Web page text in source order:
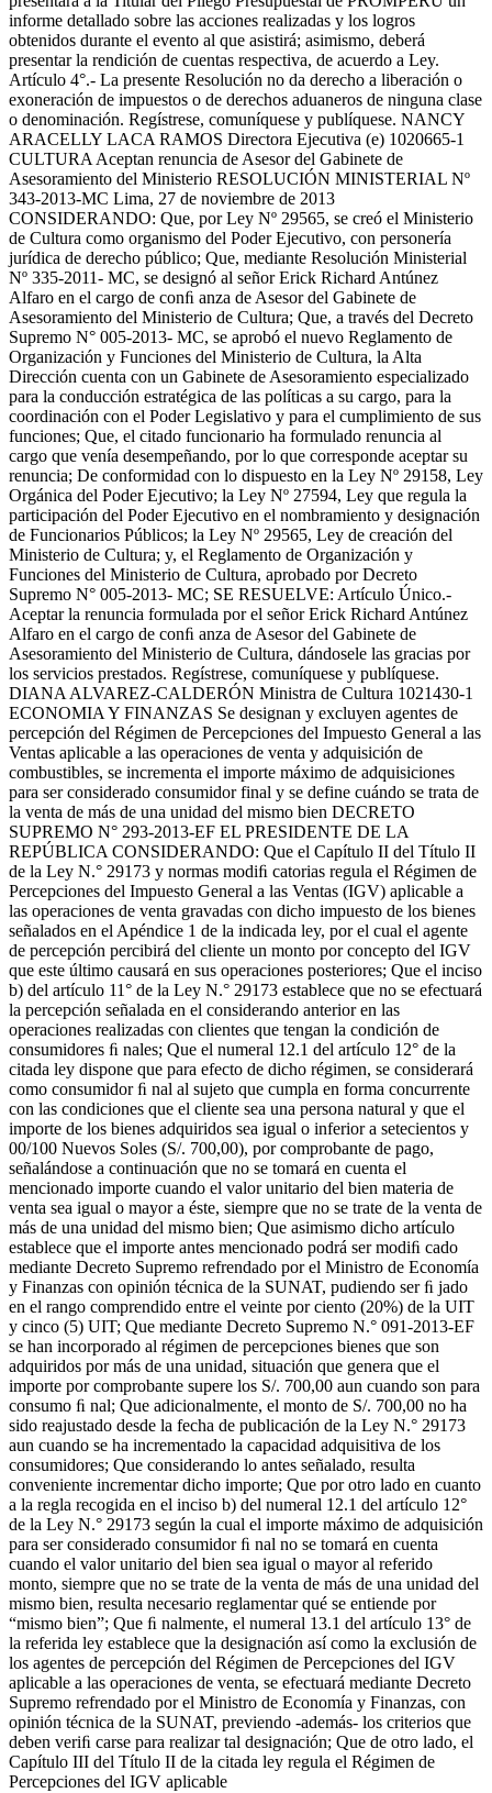
informe detallado sobre las acciones realizadas y los logros
obtenidos durante el evento al que asistirá; asimismo, deberá
presentar la rendición de cuentas respectiva, de acuerdo a Ley.
Artículo 4°.- La presente Resolución no da derecho a liberación o
exoneración de impuestos o de derechos aduaneros de ninguna clase
o denominación. Regístrese, comuníquese y publíquese. NANCY
ARACELLY LACA RAMOS Directora Ejecutiva (e) 1020665-1
CULTURA Aceptan renuncia de Asesor del Gabinete de
Asesoramiento del Ministerio RESOLUCIÓN MINISTERIAL Nº
343-2013-MC Lima, 27 de noviembre de 2013
CONSIDERANDO: Que, por Ley Nº 29565, se creó el Ministerio
de Cultura como organismo del Poder Ejecutivo, con personería
jurídica de derecho público; Que, mediante Resolución Ministerial
Nº 335-2011- MC, se designó al señor Erick Richard Antúnez
Alfaro en el cargo de conﬁ anza de Asesor del Gabinete de
Asesoramiento del Ministerio de Cultura; Que, a través del Decreto
Supremo N° 005-2013- MC, se aprobó el nuevo Reglamento de
Organización y Funciones del Ministerio de Cultura, la Alta
Dirección cuenta con un Gabinete de Asesoramiento especializado
para la conducción estratégica de las políticas a su cargo, para la
coordinación con el Poder Legislativo y para el cumplimiento de sus
funciones; Que, el citado funcionario ha formulado renuncia al
cargo que venía desempeñando, por lo que corresponde aceptar su
renuncia; De conformidad con lo dispuesto en la Ley Nº 29158, Ley
Orgánica del Poder Ejecutivo; la Ley Nº 27594, Ley que regula la
participación del Poder Ejecutivo en el nombramiento y designación
de Funcionarios Públicos; la Ley Nº 29565, Ley de creación del
Ministerio de Cultura; y, el Reglamento de Organización y
Funciones del Ministerio de Cultura, aprobado por Decreto
Supremo N° 005-2013- MC; SE RESUELVE: Artículo Único.-
Aceptar la renuncia formulada por el señor Erick Richard Antúnez
Alfaro en el cargo de conﬁ anza de Asesor del Gabinete de
Asesoramiento del Ministerio de Cultura, dándosele las gracias por
los servicios prestados. Regístrese, comuníquese y publíquese.
DIANA ALVAREZ-CALDERÓN Ministra de Cultura 1021430-1
ECONOMIA Y FINANZAS Se designan y excluyen agentes de
percepción del Régimen de Percepciones del Impuesto General a las
Ventas aplicable a las operaciones de venta y adquisición de
combustibles, se incrementa el importe máximo de adquisiciones
para ser considerado consumidor final y se define cuándo se trata de
la venta de más de una unidad del mismo bien DECRETO
SUPREMO N° 293-2013-EF EL PRESIDENTE DE LA
REPÚBLICA CONSIDERANDO: Que el Capítulo II del Título II
de la Ley N.° 29173 y normas modiﬁ catorias regula el Régimen de
Percepciones del Impuesto General a las Ventas (IGV) aplicable a
las operaciones de venta gravadas con dicho impuesto de los bienes
señalados en el Apéndice 1 de la indicada ley, por el cual el agente
de percepción percibirá del cliente un monto por concepto del IGV
que este último causará en sus operaciones posteriores; Que el inciso
b) del artículo 11° de la Ley N.° 29173 establece que no se efectuará
la percepción señalada en el considerando anterior en las
operaciones realizadas con clientes que tengan la condición de
consumidores ﬁ nales; Que el numeral 12.1 del artículo 12° de la
citada ley dispone que para efecto de dicho régimen, se considerará
como consumidor ﬁ nal al sujeto que cumpla en forma concurrente
con las condiciones que el cliente sea una persona natural y que el
importe de los bienes adquiridos sea igual o inferior a setecientos y
00/100 Nuevos Soles (S/. 700,00), por comprobante de pago,
señalándose a continuación que no se tomará en cuenta el
mencionado importe cuando el valor unitario del bien materia de
venta sea igual o mayor a éste, siempre que no se trate de la venta de
más de una unidad del mismo bien; Que asimismo dicho artículo
establece que el importe antes mencionado podrá ser modiﬁ cado
mediante Decreto Supremo refrendado por el Ministro de Economía
y Finanzas con opinión técnica de la SUNAT, pudiendo ser ﬁ jado
en el rango comprendido entre el veinte por ciento (20%) de la UIT
y cinco (5) UIT; Que mediante Decreto Supremo N.° 091-2013-EF
se han incorporado al régimen de percepciones bienes que son
adquiridos por más de una unidad, situación que genera que el
importe por comprobante supere los S/. 700,00 aun cuando son para
consumo ﬁ nal; Que adicionalmente, el monto de S/. 700,00 no ha
sido reajustado desde la fecha de publicación de la Ley N.° 29173
aun cuando se ha incrementado la capacidad adquisitiva de los
consumidores; Que considerando lo antes señalado, resulta
conveniente incrementar dicho importe; Que por otro lado en cuanto
a la regla recogida en el inciso b) del numeral 12.1 del artículo 12°
de la Ley N.° 29173 según la cual el importe máximo de adquisición
para ser considerado consumidor ﬁ nal no se tomará en cuenta
cuando el valor unitario del bien sea igual o mayor al referido
monto, siempre que no se trate de la venta de más de una unidad del
mismo bien, resulta necesario reglamentar qué se entiende por
“mismo bien”; Que ﬁ nalmente, el numeral 13.1 del artículo 13° de
la referida ley establece que la designación así como la exclusión de
los agentes de percepción del Régimen de Percepciones del IGV
aplicable a las operaciones de venta, se efectuará mediante Decreto
Supremo refrendado por el Ministro de Economía y Finanzas, con
opinión técnica de la SUNAT, previendo -además- los criterios que
deben veriﬁ carse para realizar tal designación; Que de otro lado, el
Capítulo III del Título II de la citada ley regula el Régimen de
Percepciones del IGV aplicable